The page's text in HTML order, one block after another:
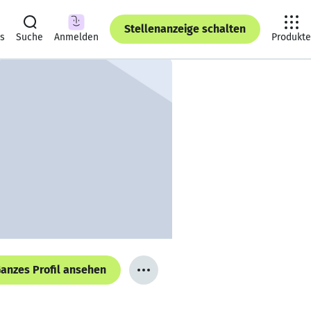
Suche Anmelden
Stellenanzeige schalten
Produkte
Profil ansehen